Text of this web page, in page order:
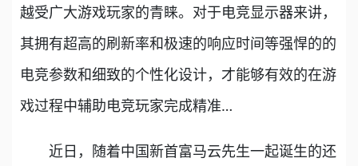
越受广大游戏玩家的青睐。对于电竞显示器来讲，
其拥有超高的刷新率和极速的响应时间等强悍的的
电竞参数和细致的个性化设计，才能够有效的在游
戏过程中辅助电竞玩家完成精准…
近日，随着中国新首富马云先生一起诞生的还